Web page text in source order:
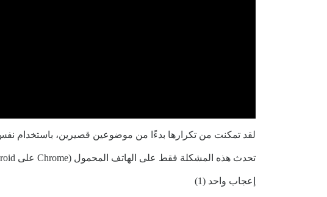
لقد تمكنت من تكرارها بدءًا من موضوعين قصيرين، باستخدام
تحدث هذه المشكلة فقط على الهاتف المحمول (Chrome على Android، و Chrome Desktop في وضع العرض للجوال).
إعجاب واحد (1)